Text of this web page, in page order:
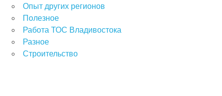
Опыт других регионов
Полезное
Работа ТОС Владивостока
Разное
Строительство